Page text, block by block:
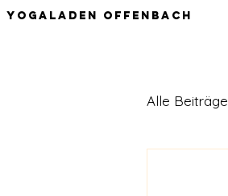
Yogaladen Offenbach
Alle Beiträge